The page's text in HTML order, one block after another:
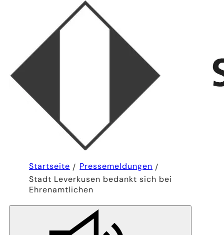
Startseite
Pressemeldungen
Stadt Leverkusen bedankt sich bei
Ehrenamtlichen